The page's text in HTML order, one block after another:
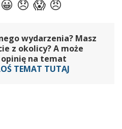
wydarzenia? Masz
z okolicy? A może
na temat
TEMAT TUTAJ